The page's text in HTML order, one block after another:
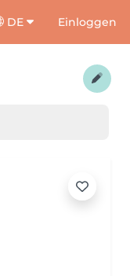
DE Einloggen